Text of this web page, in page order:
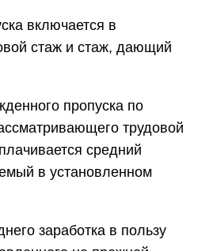
включается в
стаж и стаж, дающий
пропуска по
трудовой
средний
в установленном
заработка в пользу